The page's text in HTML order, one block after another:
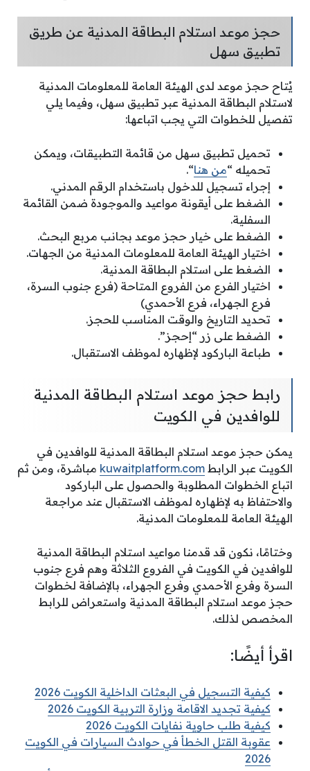
حجز موعد استلام البطاقة المدنية عن طريق
تطبيق سهل
يُتاح حجز موعد لدى الهيئة العامة للمعلومات المدنية
لاستلام البطاقة المدنية عبر تطبيق سهل، وفيما يلي
تفصيل للخطوات التي يجب اتباعها:
تحميل تطبيق سهل من قائمة التطبيقات، ويمكن
تحميله “من هنا“.
إجراء تسجيل للدخول باستخدام الرقم المدني.
الضغط على أيقونة مواعيد والموجودة ضمن القائمة
السفلية.
الضغط على خيار حجز موعد بجانب مربع البحث.
اختيار الهيئة العامة للمعلومات المدنية من الجهات.
الضغط على استلام البطاقة المدنية.
اختيار الفرع من الفروع المتاحة (فرع جنوب السرة،
فرع الجهراء، فرع الأحمدي)
تحديد التاريخ والوقت المناسب للحجز.
الضغط على زر “إحجز”.
طباعة الباركود لإظهاره لموظف الاستقبال.
رابط حجز موعد استلام البطاقة المدنية
للوافدين في الكويت
يمكن حجز موعد استلام البطاقة المدنية للوافدين في
الكويت عبر الرابط kuwaitplatform.com مباشرة، ومن ثم
اتباع الخطوات المطلوبة والحصول على الباركود
والاحتفاظ به لإظهاره لموظف الاستقبال عند مراجعة
الهيئة العامة للمعلومات المدنية.
وختامًا، نكون قد قدمنا مواعيد استلام البطاقة المدنية
للوافدين في الكويت في الفروع الثلاثة وهم فرع جنوب
السرة وفرع الأحمدي وفرع الجهراء، بالإضافة لخطوات
حجز موعد استلام البطاقة المدنية واستعراض للرابط
المخصص لذلك.
اقرأ أيضًا:
كيفية التسجيل في البعثات الداخلية الكويت 2026
كيفية تجديد الاقامة وزارة التربية الكويت 2026
كيفية طلب حاوية نفايات الكويت 2026
عقوبة القتل الخطأ في حوادث السيارات في الكويت
2026